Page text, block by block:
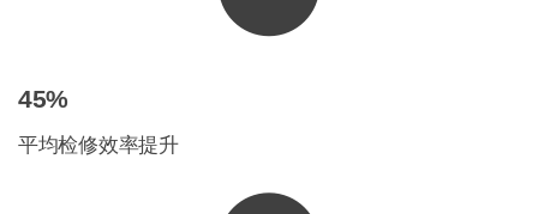
45%
平均检修效率提升